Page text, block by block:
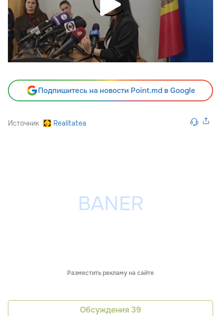
Подпишитесь на новости Point.md в Google
Источник Realitatea
Разместить рекламу на сайте
Обсуждения 39